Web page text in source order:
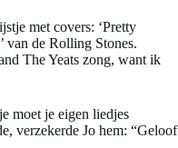
met covers: ‘Pretty
van de Rolling Stones.
The Yeats zong, want ik
moet je eigen liedjes
verzekerde Jo hem: “Geloof